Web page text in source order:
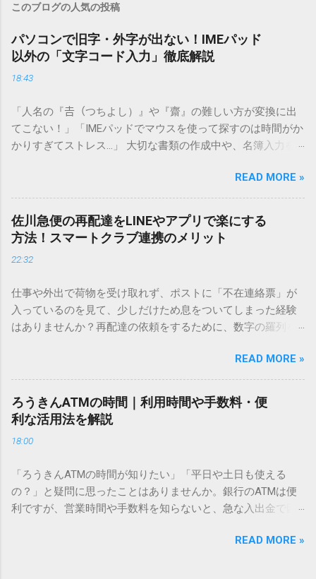
このブログの人気の投稿
パソコンで旧字・外字が出ない！IMEパッド
以外の「文字コード入力」徹底解説
18:43
「人名の『𠮷（つちよし）』や『齋』の難しい方が変換に出
てこない！」「IMEパッドでマウスを使って探すのは時間がか
かりすぎてストレス…」 大切な書類の作成中や、名簿入力を
てしまいますよね。多くの人が「IMEパッド（手書き入力）」
を使いますが、実はマウスで一画ずつ書くのは非効率です
し、似た漢字が多すぎて結局見つからないことも少なくあり
ません。 そこで今回は、IMEパッドを使わずに、特定のコー
ドを打ち込むだけで一瞬で旧字や外字、特殊記号を呼び出す
「文字コード入力」のテクニックを詳しく解説します。 この
必要はありません。 1. なぜ「変換」しても旧字・外字が出て
こないのか？ そもそも、なぜ普通の変換で出てこない漢字が
あるのでしょうか。その理由は、パソコンが文字を認識する
は、JIS規格（日本産業規格）によって「第1水準」「第2水
準」といった形で整理されています。しかし、人名や地名に
使われる非常に古い漢字（旧字）や、特定の組織だけで作ら
れた「外字」は、この一般的な変換リストに含まれていない
ン上のすべての文字には、いわば「住所」のような番号が割
り振られています。変換候補に出ない文字でも、この住所
（コード）を直接指定すれば、確実に呼び出すことができる
のです。 2. Windows標準機能！文字コードで漢字を出す「16
進数入力」 最も汎用性が高く、特別なソフトも不要なのが
READ MORE »
佐川急便の再配達をLINEやアプリで楽にする
方法！スマートクラブ連携のメリット
22:32
仕事や外出で荷物を受け取れず、ポストに「不在連絡票」が
入っているのを見て、少しだけため息をついてしまった経験
はありませんか？再配達の依頼をするために、数字の羅列を
ことに申し訳なさを感じたりすることもあるかもしれませ
ん。 「もっとスムーズに、自分のタイミングで受け取りた
い」 「わざわざ電話をかけずに、スマホ一つで完結させた
い」 そんな願いを叶えてくれるのが、佐川急便の会員制サー
ビス「スマートクラブ」と、LINEや公式アプリの連携です。
これらを活用するだけで、再配達のストレスは驚くほど軽く
受け取り術と、連携による具体的なメリットを徹底解説しま
す。 佐川急便の再配達が劇的に変わる「スマートクラブ」と
は？ まず押さえておきたいのが、佐川急便の個人向け無料会
況をリアルタイムで管理するための基盤となるサービスで
READ MORE »
ろうきんATMの時間｜利用時間や手数料・便
利な活用法を解説
18:00
「ろうきんATMの時間が知りたい」「平日や土日も使える
の？」と疑問に思ったことはありませんか。銀行のATMは便
利ですが、営業時間や手数料を知らないと、急な入出金で困
ATM営業時間や利用の注意点、便利な活用法 を詳しく解説し
READ MORE »